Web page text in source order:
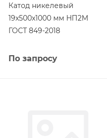
Катод никелевый
19х500х1000 мм НП2М
ГОСТ 849-2018
По запросу